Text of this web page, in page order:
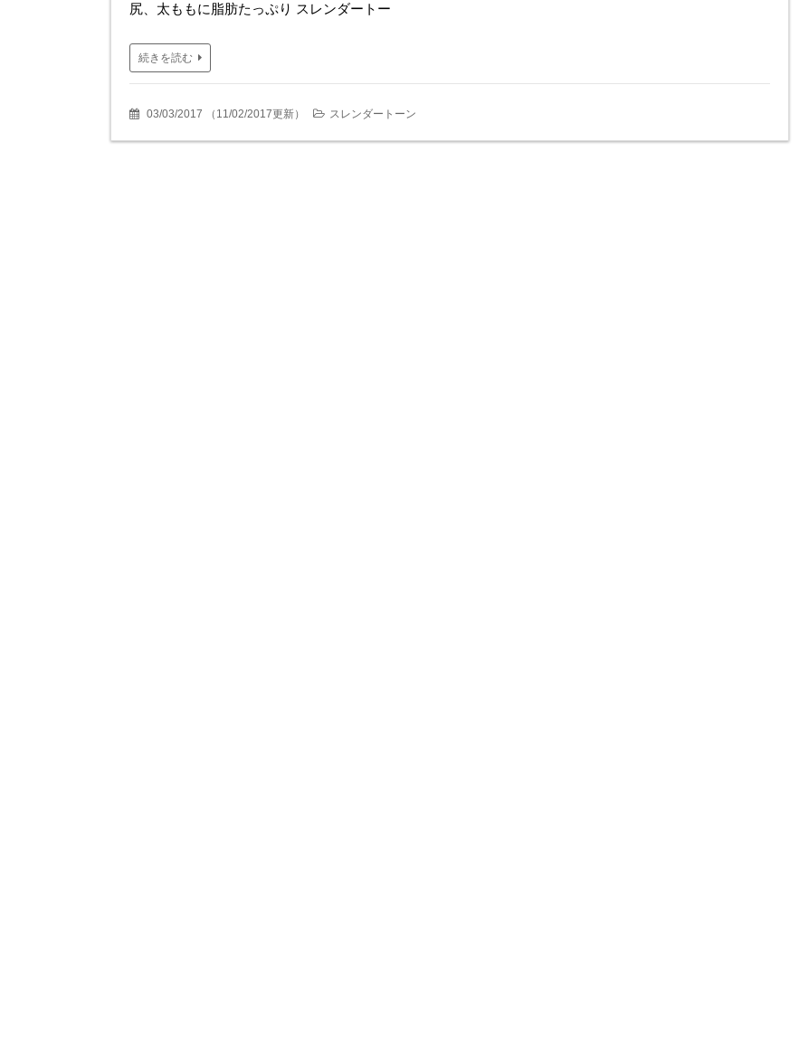
尻、太ももに脂肪たっぷり スレンダートー
続きを読む
03/03/2017 （ 11/02/2017更新） スレンダートーン